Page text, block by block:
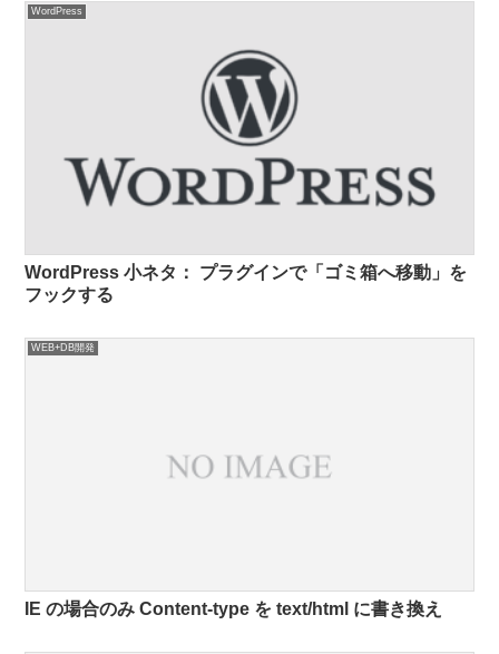
WordPress
WordPress 小ネタ： プラグインで「ゴミ箱へ移動」を
フックする
WEB+DB開発
IE の場合のみ Content-type を text/html に書き換え